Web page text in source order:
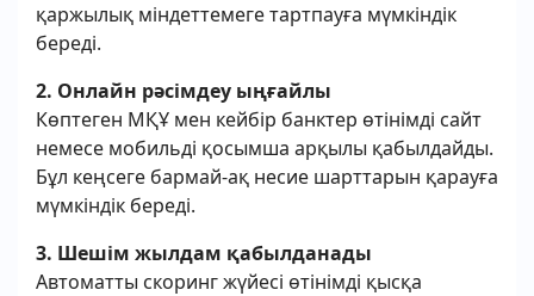
қаржылық міндеттемеге тартпауға мүмкіндік
береді.
2. Онлайн рәсімдеу ыңғайлы
Көптеген МҚҰ мен кейбір банктер өтінімді сайт
немесе мобильді қосымша арқылы қабылдайды.
Бұл кеңсеге бармай-ақ несие шарттарын қарауға
мүмкіндік береді.
3. Шешім жылдам қабылданады
Автоматты скоринг жүйесі өтінімді қысқа